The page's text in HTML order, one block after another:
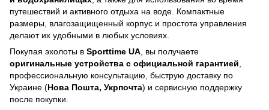
путешествий и активного отдыха на воде. Компактные
размеры, влагозащищенный корпус и простота управления
делают их удобными в любых условиях.
Покупая эхолоты в Sporttime UA , вы получаете
оригинальные устройства с официальной гарантией
профессиональную консультацию, быструю доставку по
Украине (Нова Пошта, Укрпочта) и сервисную поддержку
после покупки.